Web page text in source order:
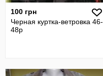
100 грн
Черная куртка-ветровка 46-
48р